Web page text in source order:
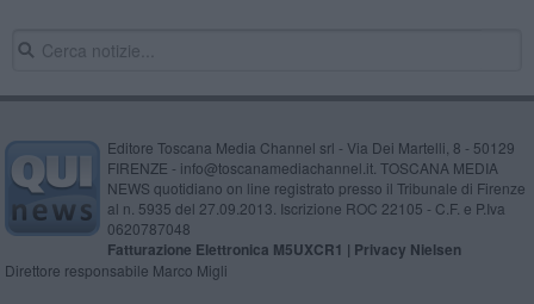
Editore Toscana Media Channel srl - Via Dei Martelli, 8 - 50129
FIRENZE - info@toscanamediachannel.it. TOSCANA MEDIA
NEWS quotidiano on line registrato presso il Tribunale di Firenze
al n. 5935 del 27.09.2013. Iscrizione ROC 22105 - C.F. e P.Iva
0620787048
Fatturazione Elettronica M5UXCR1 | Privacy Nielsen
Direttore responsabile Marco Migli